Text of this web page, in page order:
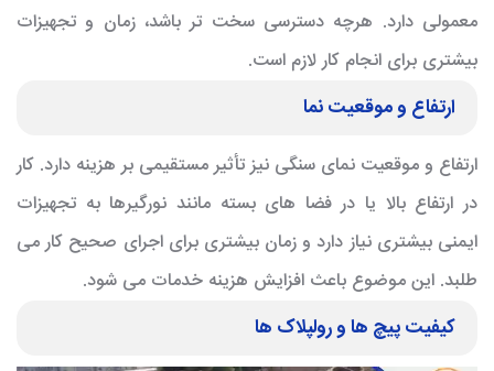
معمولی دارد. هرچه دسترسی سخت تر باشد، زمان و تجهیزات
بیشتری برای انجام کار لازم است.
ارتفاع و موقعیت نما
ارتفاع و موقعیت نمای سنگی نیز تأثیر مستقیمی بر هزینه دارد. کار
در ارتفاع بالا یا در فضا های بسته مانند نورگیرها به تجهیزات
ایمنی بیشتری نیاز دارد و زمان بیشتری برای اجرای صحیح کار می
طلبد. این موضوع باعث افزایش هزینه خدمات می شود.
کیفیت پیچ ها و رولپلاک ها